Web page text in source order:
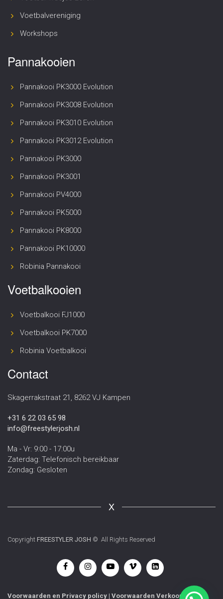
Voetbalvereniging
Workshops
Pannakooien
Pannakooi PK3000 Evolution
Pannakooi PK3008 Evolution
Pannakooi PK3010 Evolution
Pannakooi PK3012 Evolution
Pannakooi PK3000
Pannakooi PK3001
Pannakooi PV4000
Pannakooi PK5000
Pannakooi PK8000
Pannakooi PK10000
Robinia Pannakooi
Voetbalkooien
Voetbalkooi FJ1000
Voetbalkooi PK7000
Robinia Voetbalkooi
Contact
Skagerrakstraat 21, 8262 VJ Kampen
+31 6 22 03 65 98
info@freestylerjosh.nl
Ma - Vr: 9:00 - 17:00u
Zaterdag: Telefonisch bereikbaar
Zondag: Gesloten
X
Copyright FREESTYLER JOSH © All Rights Reserved
Voorwaarden en Privacy policy | Voorwaarden Verkoop |